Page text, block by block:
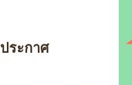
ระกาศ